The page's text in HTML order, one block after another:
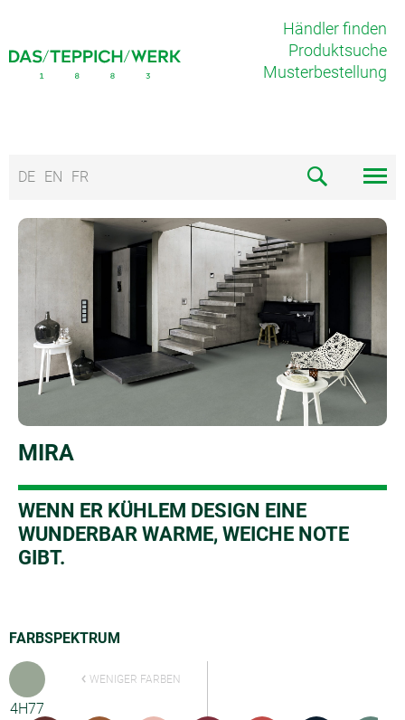
Händler finden
Produktsuche
Musterbestellung
DE EN FR
MIRA
WENN ER KÜHLEM DESIGN EINE
WUNDERBAR WARME, WEICHE NOTE
GIBT.
FARBSPEKTRUM
4H77
WENIGER FARBEN